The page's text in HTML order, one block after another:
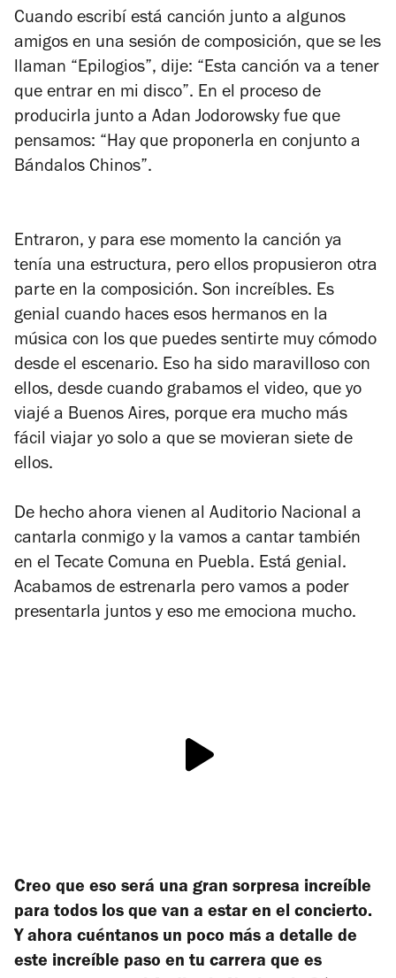
Cuando escribí está canción junto a algunos
amigos en una sesión de composición, que se les
llaman “Epilogios”, dije: “Esta canción va a tener
que entrar en mi disco”. En el proceso de
producirla junto a Adan Jodorowsky fue que
pensamos: “Hay que proponerla en conjunto a
Bándalos Chinos”.
Entraron, y para ese momento la canción ya
tenía una estructura, pero ellos propusieron otra
parte en la composición. Son increíbles. Es
genial cuando haces esos hermanos en la
música con los que puedes sentirte muy cómodo
desde el escenario. Eso ha sido maravilloso con
ellos, desde cuando grabamos el video, que yo
viajé a Buenos Aires, porque era mucho más
fácil viajar yo solo a que se movieran siete de
ellos.
De hecho ahora vienen al Auditorio Nacional a
cantarla conmigo y la vamos a cantar también
en el Tecate Comuna en Puebla. Está genial.
Acabamos de estrenarla pero vamos a poder
presentarla juntos y eso me emociona mucho.
Creo que eso será una gran sorpresa increíble
para todos los que van a estar en el concierto.
Y ahora cuéntanos un poco más a detalle de
este increíble paso en tu carrera que es